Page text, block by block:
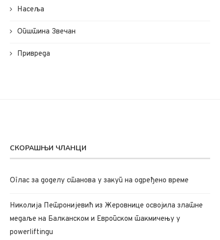
Насеља
Општина Звечан
Привреда
СКОРАШЊИ ЧЛАНЦИ
Oглас за доделу станова у закуп на одређено време
Николија Петронијевић из Жеровнице освојила златне
медаље на Балканском и Европском такмичењу у
powerliftingu